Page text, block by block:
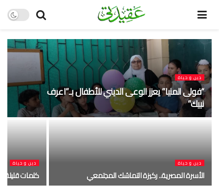
دين و حياة
“فولى المنيا” يعزز الوعى الديني للأطفال بـ”اعرف
نبيك”
دين و حياة
الأسرة المصرية.. ركيزة التماسُك المجتمعي
دين و حياة
كلمات قليلة